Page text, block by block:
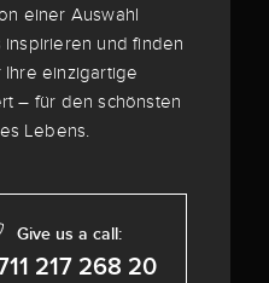
einer Auswahl
und finden
Ihre einzigartige
– für den schönsten
Lebens.
Give us a call:
217 268 20